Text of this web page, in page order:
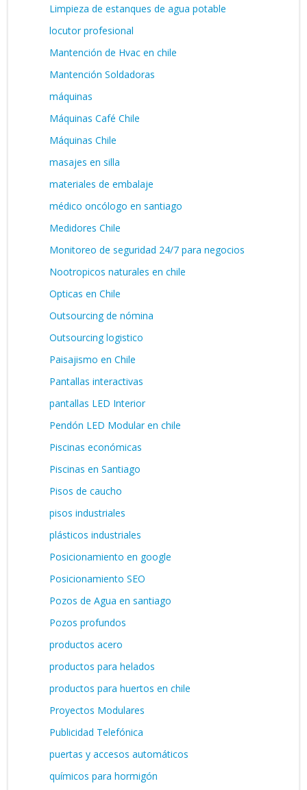
Limpieza de estanques de agua potable
locutor profesional
Mantención de Hvac en chile
Mantención Soldadoras
máquinas
Máquinas Café Chile
Máquinas Chile
masajes en silla
materiales de embalaje
médico oncólogo en santiago
Medidores Chile
Monitoreo de seguridad 24/7 para negocios
Nootropicos naturales en chile
Opticas en Chile
Outsourcing de nómina
Outsourcing logistico
Paisajismo en Chile
Pantallas interactivas
pantallas LED Interior
Pendón LED Modular en chile
Piscinas económicas
Piscinas en Santiago
Pisos de caucho
pisos industriales
plásticos industriales
Posicionamiento en google
Posicionamiento SEO
Pozos de Agua en santiago
Pozos profundos
productos acero
productos para helados
productos para huertos en chile
Proyectos Modulares
Publicidad Telefónica
puertas y accesos automáticos
químicos para hormigón